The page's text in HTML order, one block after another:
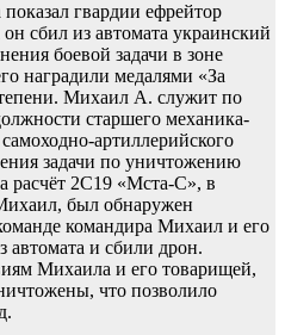
гвардии ефрейтор
сбил из автомата украинский
боевой задачи в зоне
наградили медалями «За
Михаил А. служит по
старшего механика-
артиллерийского
задачи по уничтожению
расчёт 2С19 «Мста-С», в
был обнаружен
командира Михаил и его
автомата и сбили дрон.
Михаила и его товарищей,
что позволило